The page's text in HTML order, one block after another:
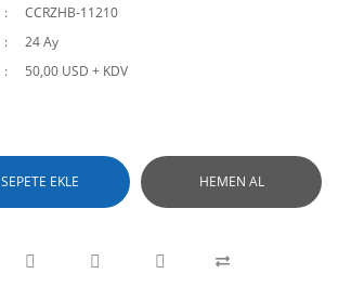
CCRZHB-11210
24 Ay
50,00 USD + KDV
SEPETE EKLE HEMEN AL